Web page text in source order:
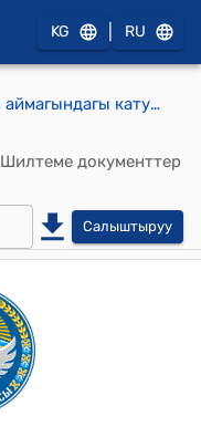
KG RU
Алтын-Арашан айыл аймагындагы катуу тиричилик таштандыларын чыгаруунун тарифтерин бекитүү жөнүндө Токтому
Шилтеме документтер
Салыштыруу